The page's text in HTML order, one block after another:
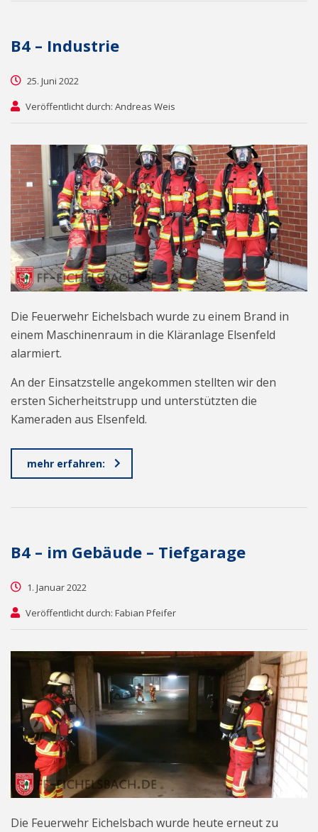
B4 – Industrie
25. Juni 2022
Veröffentlicht durch: Andreas Weis
Die Feuerwehr Eichelsbach wurde zu einem Brand in
einem Maschinenraum in die Kläranlage Elsenfeld
alarmiert.
An der Einsatzstelle angekommen stellten wir den
ersten Sicherheitstrupp und unterstützten die
Kameraden aus Elsenfeld.
mehr erfahren:
B4 – im Gebäude – Tiefgarage
1. Januar 2022
Veröffentlicht durch: Fabian Pfeifer
Die Feuerwehr Eichelsbach wurde heute erneut zu